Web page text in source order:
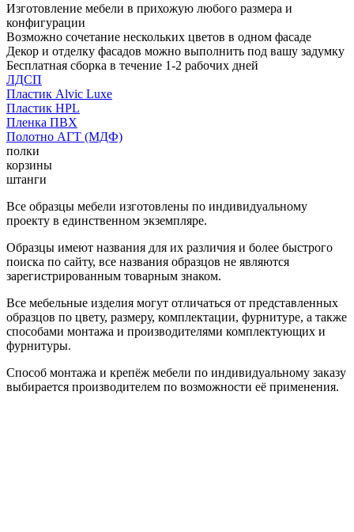
Изготовление мебели в прихожую любого размера и
конфигурации
Возможно сочетание нескольких цветов в одном фасаде
Декор и отделку фасадов можно выполнить под вашу задумку
Бесплатная сборка в течение 1-2 рабочих дней
ЛДСП
Пластик Alvic Luxe
Пластик HPL
Пленка ПВХ
Полотно АГТ (МДФ)
полки
корзины
штанги
Все образцы мебели изготовлены по индивидуальному
проекту в единственном экземпляре.
Образцы имеют названия для их различия и более быстрого
поиска по сайту, все названия образцов не являются
зарегистрированным товарным знаком.
Все мебельные изделия могут отличаться от представленных
образцов по цвету, размеру, комплектации, фурнитуре, а также
способами монтажа и производителями комплектующих и
фурнитуры.
Способ монтажа и крепёж мебели по индивидуальному заказу
выбирается производителем по возможности её применения.